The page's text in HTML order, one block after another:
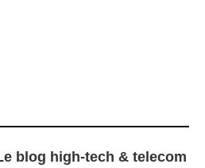
blog high-tech & telecom